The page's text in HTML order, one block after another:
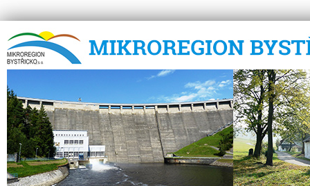
Mikroregion Bystřicko